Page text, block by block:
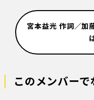
宮本益光 作詞／加
このメンバー